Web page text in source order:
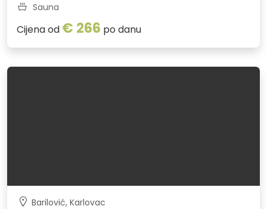
Sauna
Cijena od € 266 po danu
Barilović, Karlovac